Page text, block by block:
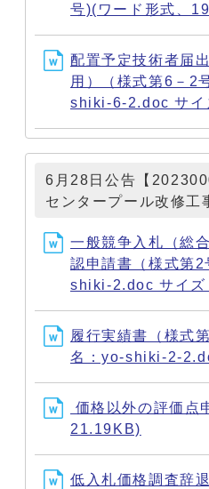
号)(ワード形式、
配置予定技術者届
用）（様式第6－2
shiki-6-2.doc サイ
6月28日公告【
センタープール改修工
一般競争入札（総
認申請書（様式第
shiki-2.doc サイ
履行実績書（様式
名：yo-shiki-2-
価格以外の評価点
21.19KB)
低入札価格調査辞